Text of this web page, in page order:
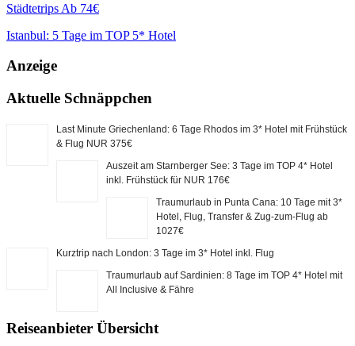
Städtetrips Ab 74€
Istanbul: 5 Tage im TOP 5* Hotel
Anzeige
Aktuelle Schnäppchen
Last Minute Griechenland: 6 Tage Rhodos im 3* Hotel mit Frühstück
& Flug NUR 375€
Auszeit am Starnberger See: 3 Tage im TOP 4* Hotel
inkl. Frühstück für NUR 176€
Traumurlaub in Punta Cana: 10 Tage mit 3*
Hotel, Flug, Transfer & Zug-zum-Flug ab
1027€
Kurztrip nach London: 3 Tage im 3* Hotel inkl. Flug
Traumurlaub auf Sardinien: 8 Tage im TOP 4* Hotel mit
All Inclusive & Fähre
Reiseanbieter Übersicht